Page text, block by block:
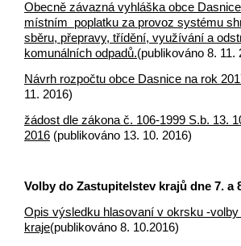
Obecně závazná vyhláška obce
místním poplatku za provoz systému
sběru, přepravy, třídění, využívání a
komunálních odpadů.(publikováno 8. 11.
Návrh rozpočtu obce Dasnice na rok
11. 2016)
žádost dle zákona č. 106-1999 S.b. 13.
2016 (publikováno 13. 10. 2016)
Volby do Zastupitelstev krajů dne 7. a
Opis výsledku hlasovaní v okrsku -
kraje(publikováno 8. 10.2016)